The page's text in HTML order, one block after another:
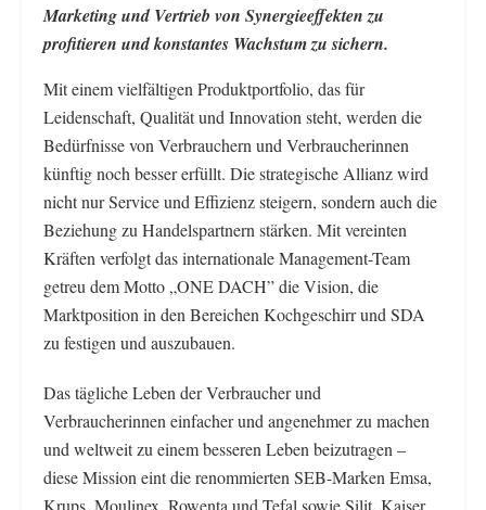
Marketing und Vertrieb von Synergieeffekten zu
profitieren und konstantes Wachstum zu sichern.
Mit einem vielfältigen Produktportfolio, das für
Leidenschaft, Qualität und Innovation steht, werden die
Bedürfnisse von Verbrauchern und Verbraucherinnen
künftig noch besser erfüllt. Die strategische Allianz wird
nicht nur Service und Effizienz steigern, sondern auch die
Beziehung zu Handelspartnern stärken. Mit vereinten
Kräften verfolgt das internationale Management-Team
getreu dem Motto „ONE DACH” die Vision, die
Marktposition in den Bereichen Kochgeschirr und SDA
zu festigen und auszubauen.
Das tägliche Leben der Verbraucher und
Verbraucherinnen einfacher und angenehmer zu machen
und weltweit zu einem besseren Leben beizutragen –
diese Mission eint die renommierten SEB-Marken Emsa,
Krups, Moulinex, Rowenta und Tefal sowie Silit, Kaiser